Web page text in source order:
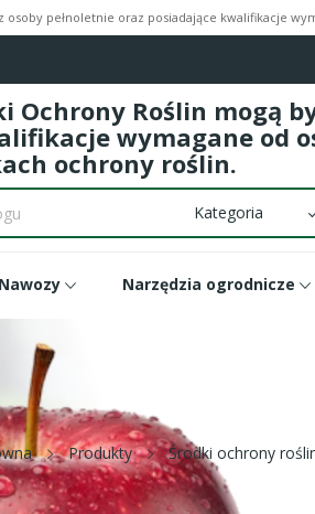
pełnoletnie oraz posiadające kwalifikacje
Ochrony Roślin mogą
wymagane od
ochrony roślin.
Nawozy Narzędzia ogrodnicze
Produkty Środki ochrony